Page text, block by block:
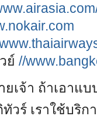
ย์ //
เจ้า ถ้าเอาแ
วร์ เราใช้บริก